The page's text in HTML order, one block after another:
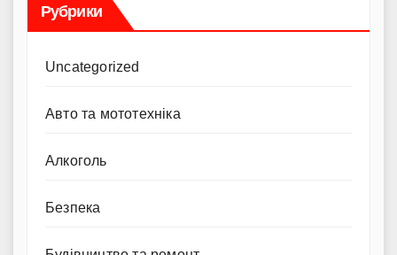
Рубрики
Uncategorized
Авто та мототехніка
Алкоголь
Безпека